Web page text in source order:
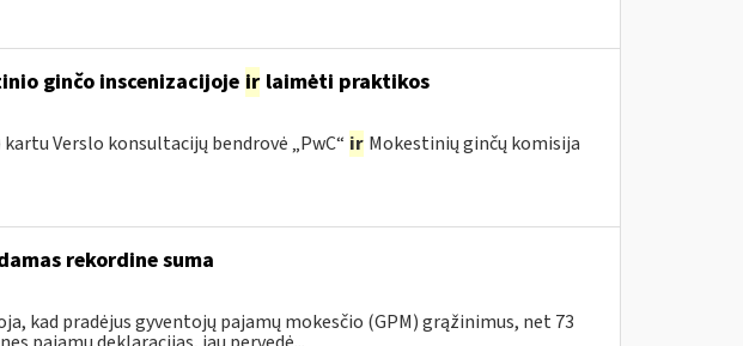
ginčo inscenizacijoje irlaimėti praktikos
Verslo konsultacijų bendrovė „PwC“ ir Mokestinių ginčų komisija
rekordine suma
kad pradėjus gyventojų pajamų mokesčio (GPM) grąžinimus, net 73